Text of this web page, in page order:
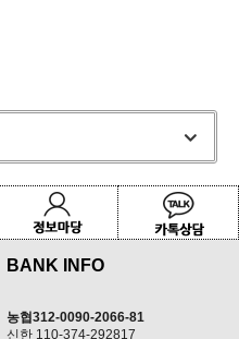
BANK INFO
농협312-0090-2066-81
신한 110-374-292817